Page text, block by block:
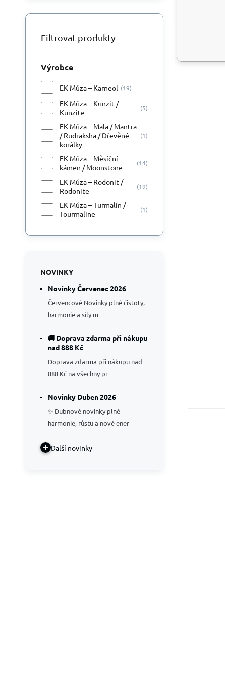
Filtrovat produkty
Výrobce
EK Múza – Karneol (19)
EK Múza – Kunzit /
Kunzite
(5)
EK Múza – Mala / Mantra
/ Rudraksha / Dřevěné
korálky
(1)
EK Múza – Měsíční
kámen / Moonstone
(14)
EK Múza – Rodonit /
Rodonite
(19)
EK Múza – Turmalín /
Tourmaline
(1)
NOVINKY
Novinky Červenec 2026
Červencové Novinky plné čistoty,
harmonie a síly m
🚚 Doprava zdarma při nákupu
nad 888 Kč
Doprava zdarma při nákupu nad
888 Kč na všechny pr
Novinky Duben 2026
✨ Dubnové novinky plné
harmonie, růstu a nové ener
Další novinky